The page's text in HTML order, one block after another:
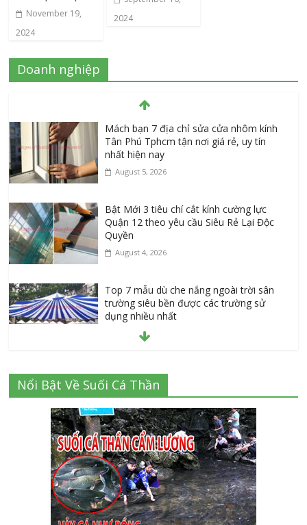
November 19,
2024
2024
Doanh nghiệp
Mách bạn 7 địa chỉ sửa cửa nhôm kính
Tân Phú Tphcm tận nơi giá rẻ, uy tín
nhất hiện nay
August 5, 2026
Bật Mới 3 tiêu chí cắt kính cường lực
Quận 12 theo yêu cầu Siêu Rẻ Lại Độc
Quyền
August 4, 2026
Top 7 mẫu dù che nắng ngoài trời sân
trường siêu bền được các trường sử
dụng nhiều nhất
July 20, 2026
Danh sách 8 đại lý bán tập vở học sinh
giá sỉ tại Tphcm uy tín được đánh giá
High
July 16, 2026
Cập nhật mới nhất: Vở học sinh 96 trang
giá bao nhiêu tại 3 đại lý lớn có tiếng ở
Tphcm hiện nay?
July 9, 2026
Nổi Bật Về Suối Cá Thần